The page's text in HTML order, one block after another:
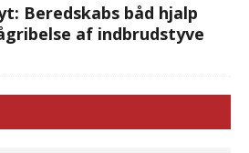
Beredskabs båd hjalp
af indbrudstyve